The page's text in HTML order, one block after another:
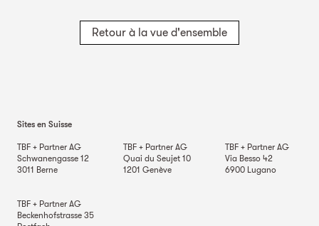
Retour à la vue d'ensemble
Sites en Suisse
TBF + Partner AG
Schwanengasse 12
3011 Berne
TBF + Partner AG
Quai du Seujet 10
1201 Genève
TBF + Partner AG
Via Besso 42
6900 Lugano
TBF + Partner AG
Beckenhofstrasse 35